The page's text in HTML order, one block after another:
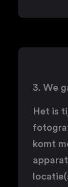
3. We
Het is
komt